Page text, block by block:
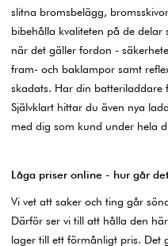
slitna bromsbelägg,
bibehålla kvaliteten på de
när det gäller fordon -
fram- och baklampor samt
skadats. Har din batteriladdare
Självklart hittar du även nya
med dig som kund under hela
Låga priser online - hur går
Vi vet att saker och ting går
Därför ser vi till att hålla den
lager till ett förmånligt pris. Det